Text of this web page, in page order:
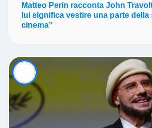
Matteo Perin racconta John
lui significa vestire una parte della
cinema”